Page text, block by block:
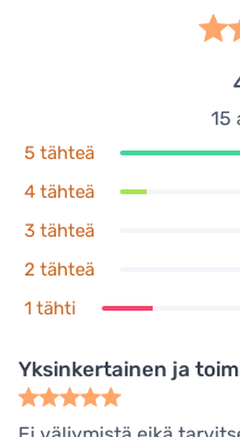
15
5 tähteä
4 tähteä
3 tähteä
2 tähteä
1 tähti
Yksinkertainen ja